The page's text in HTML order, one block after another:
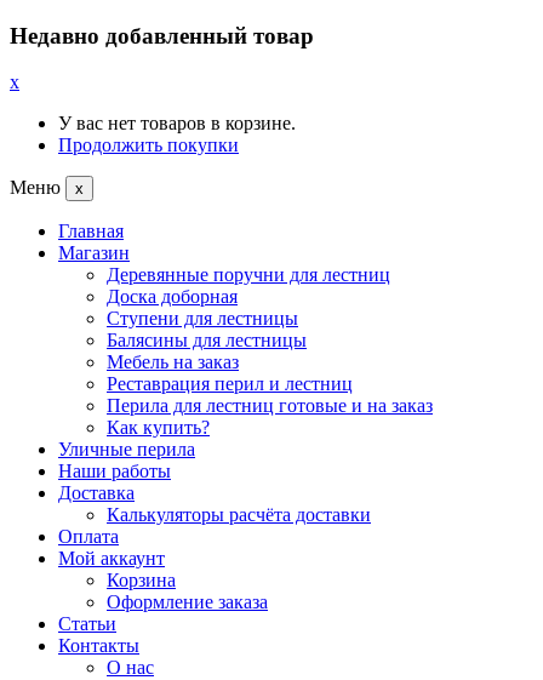
Недавно добавленный товар
x
У вас нет товаров в корзине.
Продолжить покупки
Меню x
Главная
Магазин
Деревянные поручни для лестниц
Доска доборная
Ступени для лестницы
Балясины для лестницы
Мебель на заказ
Реставрация перил и лестниц
Перила для лестниц готовые и на заказ
Как купить?
Уличные перила
Наши работы
Доставка
Калькуляторы расчёта доставки
Оплата
Мой аккаунт
Корзина
Оформление заказа
Статьи
Контакты
О нас